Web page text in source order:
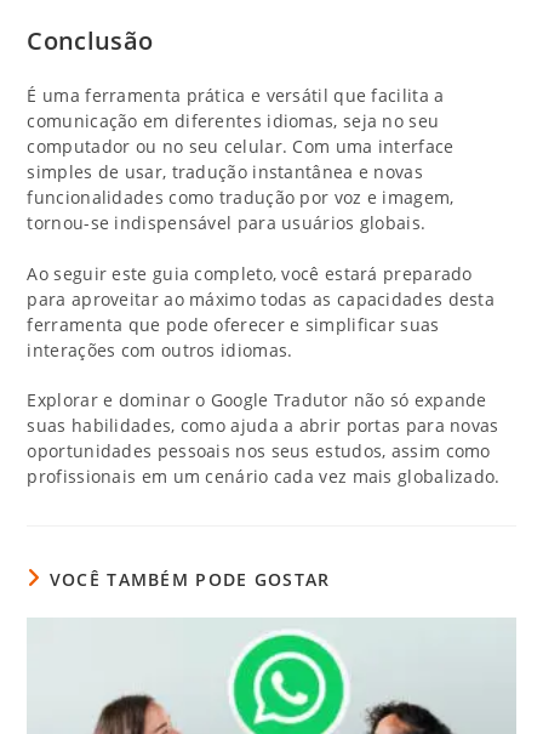
Conclusão
É uma ferramenta prática e versátil que facilita a
comunicação em diferentes idiomas, seja no seu
computador ou no seu celular. Com uma interface
simples de usar, tradução instantânea e novas
funcionalidades como tradução por voz e imagem,
tornou-se indispensável para usuários globais.
Ao seguir este guia completo, você estará preparado
para aproveitar ao máximo todas as capacidades desta
ferramenta que pode oferecer e simplificar suas
interações com outros idiomas.
Explorar e dominar o Google Tradutor não só expande
suas habilidades, como ajuda a abrir portas para novas
oportunidades pessoais nos seus estudos, assim como
profissionais em um cenário cada vez mais globalizado.
VOCÊ TAMBÉM PODE GOSTAR